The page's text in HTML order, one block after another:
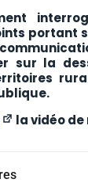
portant
sur la
la vidéo